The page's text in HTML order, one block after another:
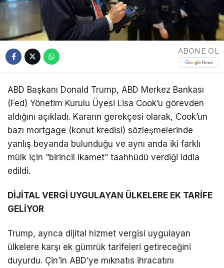
ABONE OL
ABD Başkanı Donald Trump, ABD Merkez Bankası
(Fed) Yönetim Kurulu Üyesi Lisa Cook’u görevden
aldığını açıkladı. Kararın gerekçesi olarak, Cook’un
bazı mortgage (konut kredisi) sözleşmelerinde
yanlış beyanda bulunduğu ve aynı anda iki farklı
mülk için “birincil ikamet” taahhüdü verdiği iddia
edildi.
DİJİTAL VERGİ UYGULAYAN ÜLKELERE EK TARİFE
GELİYOR
Trump, ayrıca dijital hizmet vergisi uygulayan
ülkelere karşı ek gümrük tarifeleri getireceğini
duyurdu. Çin’in ABD’ye mıknatıs ihracatını